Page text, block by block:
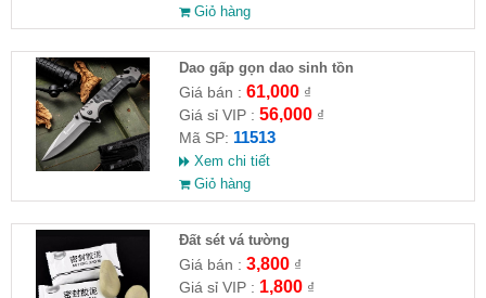
Giỏ hàng
Dao gấp gọn dao sinh tồn
Giá bán : 61,000₫
Giá sỉ VIP : 56,000₫
Mã SP: 11513
Xem chi tiết
Giỏ hàng
Đất sét vá tường
Giá bán : 3,800₫
Giá sỉ VIP : 1,800₫